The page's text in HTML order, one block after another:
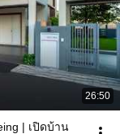
26:50
| เปิดบ้าน